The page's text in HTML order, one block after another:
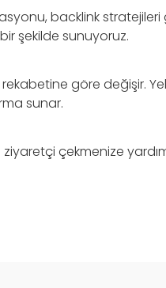
backlink
şekilde sunuyoruz.
göre değişir.
sunar.
çekmenize